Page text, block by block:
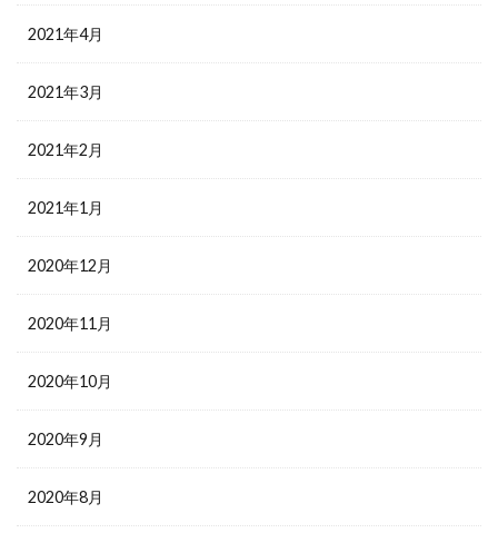
2021年4月
2021年3月
2021年2月
2021年1月
2020年12月
2020年11月
2020年10月
2020年9月
2020年8月